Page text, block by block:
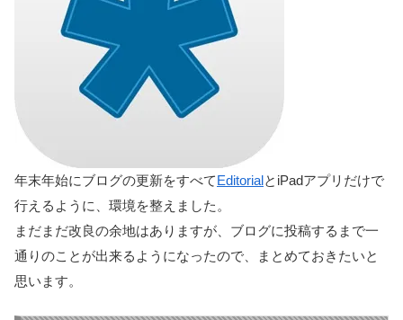
年末年始にブログの更新をすべてEditorialとiPadアプリだけで
行えるように、環境を整えました。
まだまだ改良の余地はありますが、ブログに投稿するまで一
通りのことが出来るようになったので、まとめておきたいと
思います。